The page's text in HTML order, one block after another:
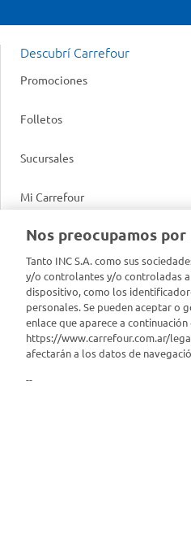
Descubrí Carrefour
Promociones
Folletos
Sucursales
Mi Carrefour
Productos Carrefour
Tarjeta Mi Carrefour
Panel Carrefour
Puntos Verdes
Nos preocupamos
Tanto INC S.A. como sus
y/o controlantes y/o controladas
dispositivo, como los
personales. Se pueden aceptar o
enlace que aparece a
https://www.carrefour.com.ar/
afectarán a los datos de
--